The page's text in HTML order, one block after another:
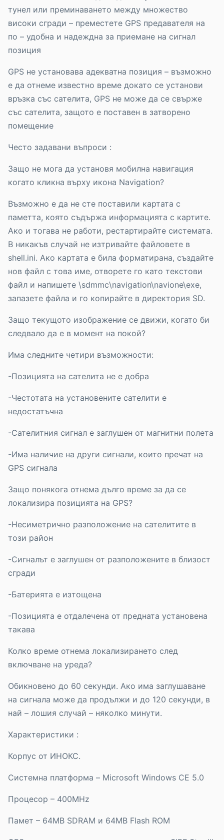
тунел или преминаването между множество
високи сгради – преместете GPS предавателя на
по – удобна и надеждна за приемане на сигнал
позиция
GPS не установава адекватна позиция – възможно
е да отнеме известно време докато се установи
връзка със сателита, GPS не може да се свърже
със сателита, защото е поставен в затворено
помещение
Често задавани въпроси :
Защо не мога да установя мобилна навигация
когато кликна върху икона Navigation?
Възможно е да не сте поставили картата с
паметта, която съдържа информацията с картите.
Ако и тогава не работи, рестартирайте системата.
В никакъв случай не изтривайте файловете в
shell.ini. Ако картата е била форматирана, създайте
нов файл с това име, отворете го като текстови
файл и напишете \sdmmc\navigation\navione\exe,
запазете файла и го копирайте в директория SD.
Защо текущото изображение се движи, когато би
следвало да е в момент на покой?
Има следните четири възможности:
-Позицията на сателита не е добра
-Честотата на установените сателити е
недостатъчна
-Сателитния сигнал е заглушен от магнитни полета
-Има наличие на други сигнали, които пречат на
GPS сигнала
Защо понякога отнема дълго време за да се
локализира позицията на GPS?
-Несиметрично разположение на сателитите в
този район
-Сигналът е заглушен от разположените в близост
сгради
-Батерията е изтощена
-Позицията е отдалечена от предната установена
такава
Колко време отнема локализирането след
включване на уреда?
Обикновено до 60 секунди. Ако има заглушаване
на сигнала може да продължи и до 120 секунди, в
най – лошия случай – няколко минути.
Характеристики :
Корпус от ИНОКС.
Системна платформа – Microsoft Windows CE 5.0
Процесор – 400MHz
Памет – 64MB SDRAM и 64MB Flash ROM